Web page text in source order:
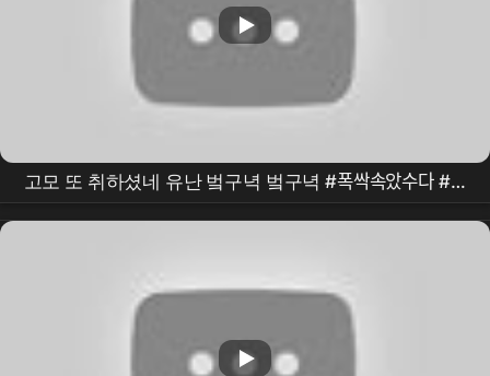
고모 또 취하셨네 유난 벜구녁 벜구녁 #폭싹속았수다 #문
소리 #아이유 #서혜원